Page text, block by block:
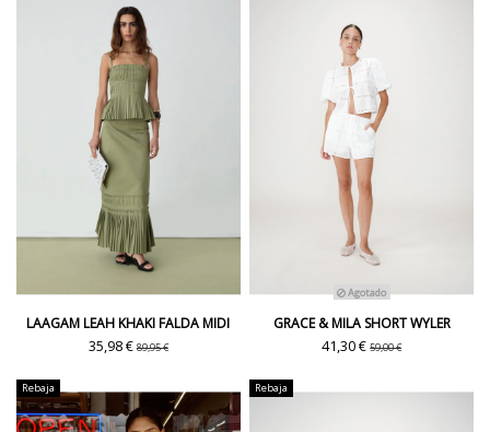
LAAGAM LEAH KHAKI FALDA MIDI
35,98 €89,95 €
Agotado
GRACE & MILA SHORT WYLER
41,30 €59,00 €
Rebaja Rebaja